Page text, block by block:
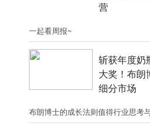
营
一起看周报~
斩获年度奶
大奖！布朗
细分市场
布朗博士的成长法则值得行业思考